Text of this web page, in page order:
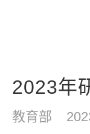
2023年
教育部